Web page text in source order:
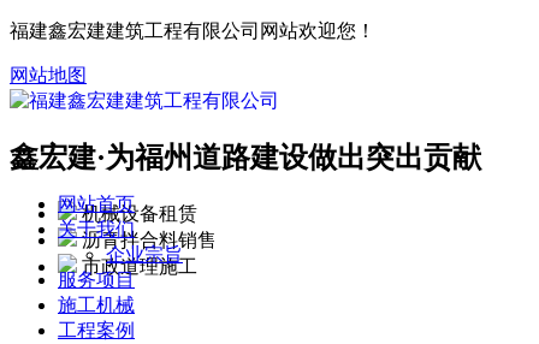
福建鑫宏建建筑工程有限公司网站欢迎您！
网站地图
鑫宏建·为福州道路建设做出突出贡献
机械设备租赁
沥青拌合料销售
市政道理施工
网站首页
关于我们
企业宗旨
服务项目
施工机械
工程案例